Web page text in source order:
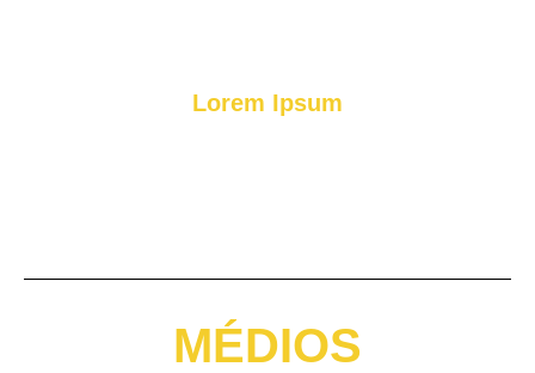
Lorem Ipsum
MÉDIOS